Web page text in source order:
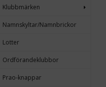
Klubbmärken
Namnskyltar/Namnbrickor
Lotter
Ordförandeklubbor
Prao-knappar